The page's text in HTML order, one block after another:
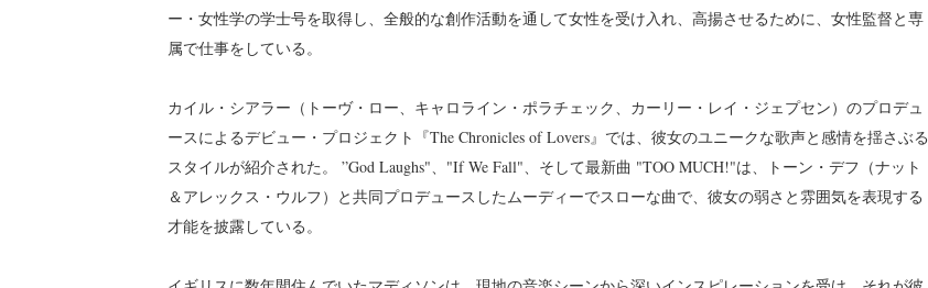
ー・女性学の学士号を取得し、全般的な創作活動を通して女性を受け入れ、高揚させるために、女性監督と専
属で仕事をしている。
カイル・シアラー（トーヴ・ロー、キャロライン・ポラチェック、カーリー・レイ・ジェプセン）のプロデュ
ースによるデビュー・プロジェクト『The Chronicles of Lovers』では、彼女のユニークな歌声と感情を揺さぶる
スタイルが紹介された。 ”God Laughs"、"If We Fall"、そして最新曲 "TOO MUCH!"は、トーン・デフ（ナット
＆アレックス・ウルフ）と共同プロデュースしたムーディーでスローな曲で、彼女の弱さと雰囲気を表現する
才能を披露している。